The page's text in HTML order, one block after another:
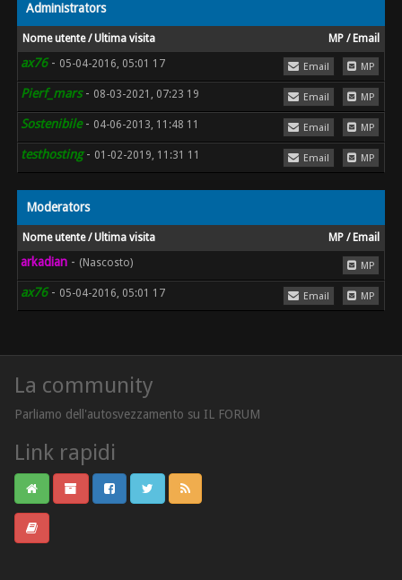
Administrators
Nome utente / Ultima visita MP / Email
ax76- 05-04-2016, 05:01 17 Email MP
Pierf_mars- 08-03-2021, 07:23 19 Email MP
Sostenibile- 04-06-2013, 11:48 11 Email MP
testhosting- 01-02-2019, 11:31 11 Email MP
Moderators
Nome utente / Ultima visita MP / Email
arkadian - (Nascosto) MP
ax76- 05-04-2016, 05:01 17 Email MP
La community
Parliamo dell'autosvezzamento su IL FORUM
Link rapidi